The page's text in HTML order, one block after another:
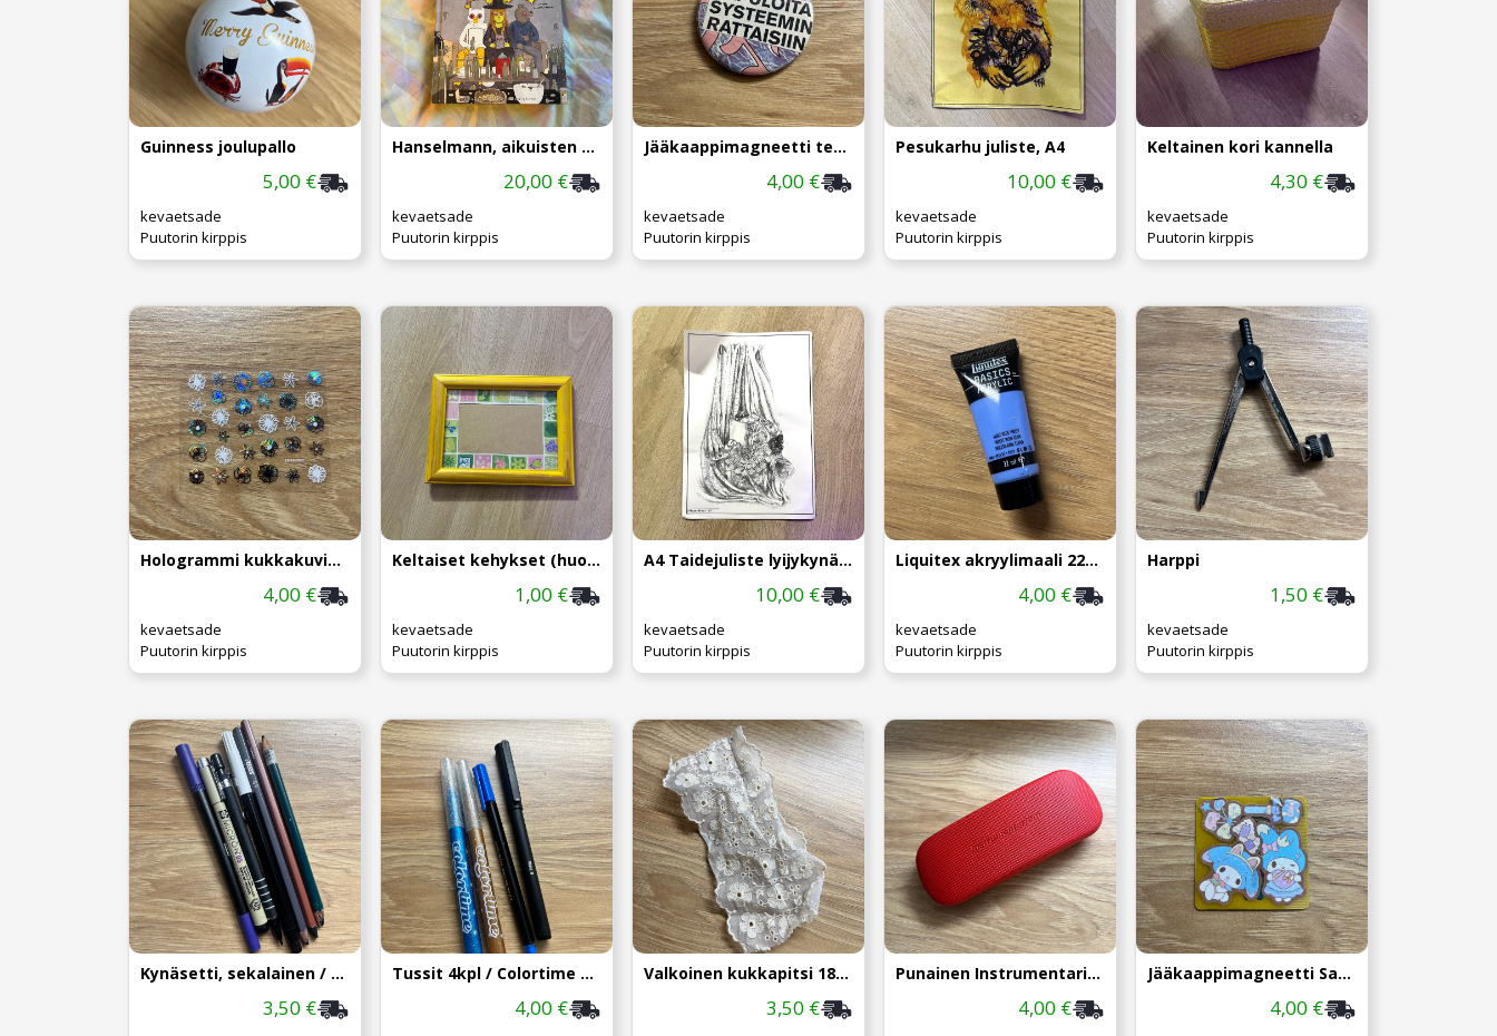
Guinness joulupallo
5,00 €
kevaetsade
Puutorin kirppis
Hanselmann, aikuisten sarjakuva
20,00 €
kevaetsade
Puutorin kirppis
Jääkaappimagneetti tekstillä
4,00 €
kevaetsade
Puutorin kirppis
Pesukarhu juliste, A4
10,00 €
kevaetsade
Puutorin kirppis
Keltainen kori kannella
4,30 €
kevaetsade
Puutorin kirppis
Hologrammi kukkakuvio kynsitarrat
4,00 €
kevaetsade
Puutorin kirppis
Keltaiset kehykset (huom. kunto)
1,00 €
kevaetsade
Puutorin kirppis
A4 Taidejuliste lyijykynäpiirustus
10,00 €
kevaetsade
Puutorin kirppis
Liquitex akryylimaali 22ml, vaal.sinin.
4,00 €
kevaetsade
Puutorin kirppis
Harppi
1,50 €
kevaetsade
Puutorin kirppis
Kynäsetti, sekalainen / 7kpl
3,50 €
Tussit 4kpl / Colortime ym.
4,00 €
Valkoinen kukkapitsi 18cm
3,50 €
Punainen Instrumentarium kotelo
4,00 €
Jääkaappimagneetti Sanrio
4,00 €